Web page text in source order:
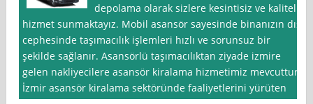
depolama olarak sizlere kesintisiz ve kaliteli
hizmet sunmaktayız. Mobil asansör sayesinde binanızın dış
cephesinde taşımacılık işlemleri hızlı ve sorunsuz bir
şekilde sağlanır. Asansörlü taşımacılıktan ziyade izmire
gelen nakliyecilere asansör kiralama hizmetimiz mevcuttur.
İzmir asansör kiralama sektöründe faaliyetlerini yürüten